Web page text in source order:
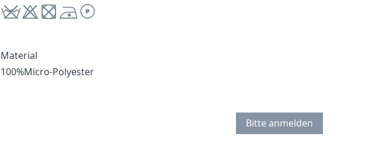
Material
100%Micro-Polyester
Bitte anmelden